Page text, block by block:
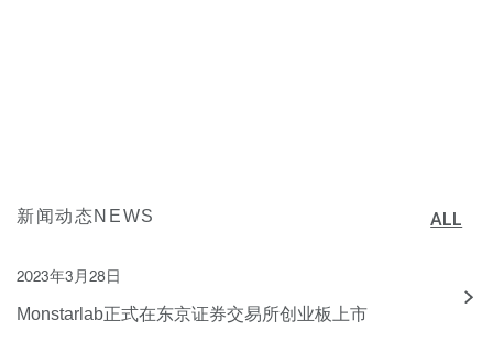
新闻动态NEWS ALL
2023年3月28日
Monstarlab正式在东京证券交易所创业板上市